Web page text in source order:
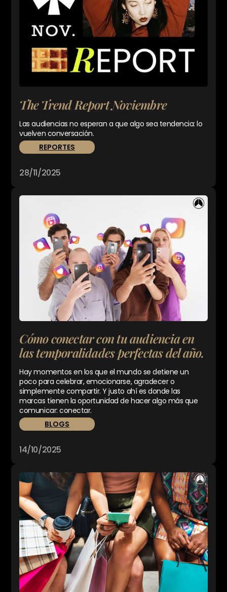
The Trend Report Noviembre
Las audiencias no esperan a que algo sea tendencia: lo
vuelven conversación.
REPORTES
28/11/2025
Cómo conectar con tu audiencia en
las temporalidades perfectas del año.
Hay momentos en los que el mundo se detiene un
poco para celebrar, emocionarse, agradecer o
simplemente compartir. Y justo ahí es donde las
marcas tienen la oportunidad de hacer algo más que
comunicar: conectar.
BLOGS
14/10/2025